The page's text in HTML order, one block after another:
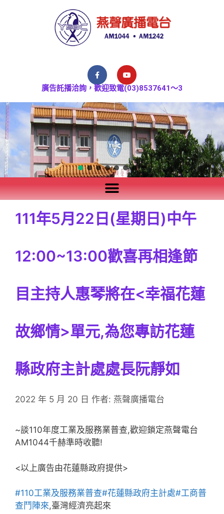
廣告託播洽詢，歡迎致電(03)8537641～3
111年5月22日(星期日)中午
12:00~13:00歡喜再相逢節
目主持人惠琴將在<幸福花蓮
故鄉情>單元,為您專訪花蓮
縣政府主計處處長阮靜如
2022 年 5 月 20 日 作者: 燕聲廣播電台
~談110年度工業及服務業普查,歡迎鎖定燕聲電台
AM1044千赫準時收聽!
<以上廣告由花蓮縣政府提供>
#110工業及服務業普查#花蓮縣政府主計處#工商普
查鬥陣來,臺灣經濟亮起來